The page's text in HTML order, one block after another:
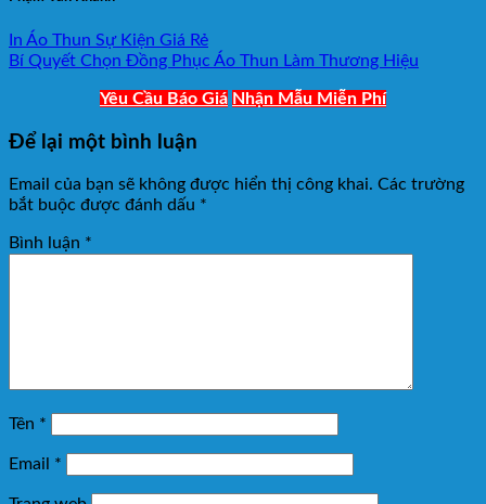
In Áo Thun Sự Kiện Giá Rẻ
Bí Quyết Chọn Đồng Phục Áo Thun Làm Thương Hiệu
Yêu Cầu Báo Giá Nhận Mẫu Miễn Phí
Để lại một bình luận
Email của bạn sẽ không được hiển thị công khai. Các trường
bắt buộc được đánh dấu *
Bình luận *
Tên *
Email *